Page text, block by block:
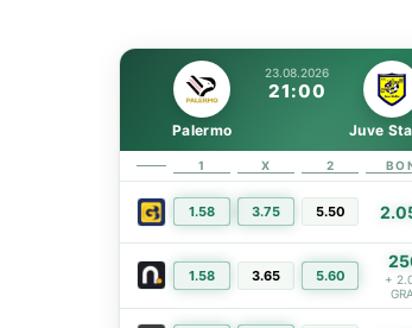
23.08.2026
21:00
Palermo Juve
1 X 2
1.58 3.75 5.50
1.58 3.65 5.60
+